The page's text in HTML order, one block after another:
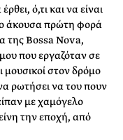
ό,τι και να είναι
άκουσα πρώτη φορά
της Bossa Nova,
που εργαζόταν σε
μουσικοί στον δρόμο
ρωτήσει να του πουν
με χαμόγελο
την εποχή, από